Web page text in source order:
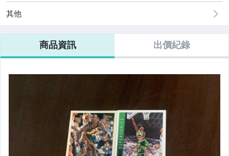
其他
商品資訊 出價紀錄